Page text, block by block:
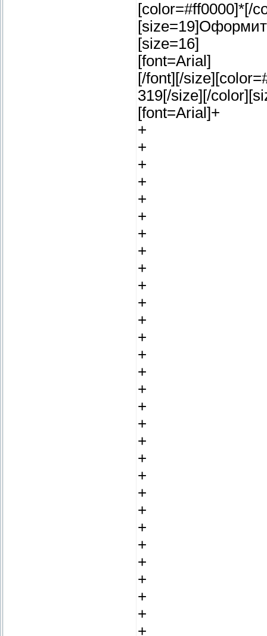
[color=#ff0000]*[/
[size=16]
[font=Arial]
[/font][/
319[/size][/
[font=Arial]+
+
+
+
+
+
+
+
+
+
+
+
+
+
+
+
+
+
+
+
+
+
+
+
+
+
+
+
+
+
+